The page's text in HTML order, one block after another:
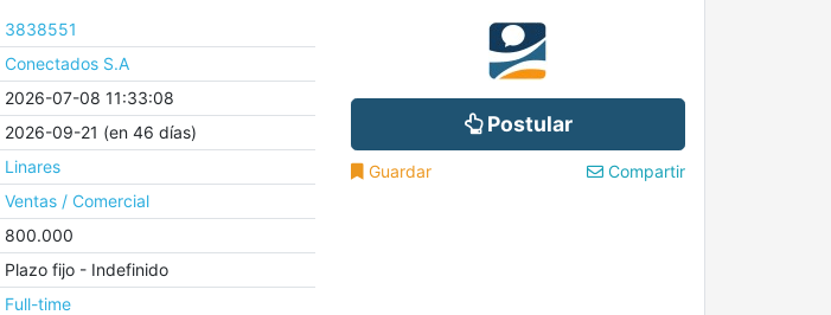
3838551
Conectados S.A
2026-07-08 11:33:08
2026-09-21 (en 46 días)
Linares
Ventas / Comercial
800.000
Plazo fijo - Indefinido
Full-time
Postular
Guardar Compartir